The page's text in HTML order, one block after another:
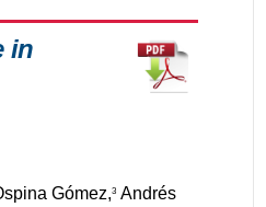
in
Gómez,3 Andrés